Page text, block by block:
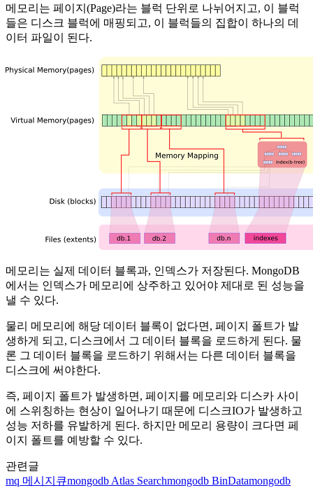
메모리는 페이지(Page)라는 블럭 단위로 나뉘어지고, 이 블럭
들은 디스크 블럭에 매핑되고, 이 블럭들의 집합이 하나의 데
이터 파일이 된다.
메모리는 실제 데이터 블록과, 인덱스가 저장된다. MongoDB
에서는 인덱스가 메모리에 상주하고 있어야 제대로 된 성능을
낼 수 있다.
물리 메모리에 해당 데이터 블록이 없다면, 페이지 폴트가 발
생하게 되고, 디스크에서 그 데이터 블록을 로드하게 된다. 물
론 그 데이터 블록을 로드하기 위해서는 다른 데이터 블록을
디스크에 써야한다.
즉, 페이지 폴트가 발생하면, 페이지를 메모리와 디스카 사이
에 스위칭하는 현상이 일어나기 때문에 디스크IO가 발생하고
성능 저하를 유발하게 된다. 하지만 메모리 용량이 크다면 페
이지 폴트를 예방할 수 있다.
관련글
mq 메시지큐mongodb Atlas Searchmongodb BinDatamongodb